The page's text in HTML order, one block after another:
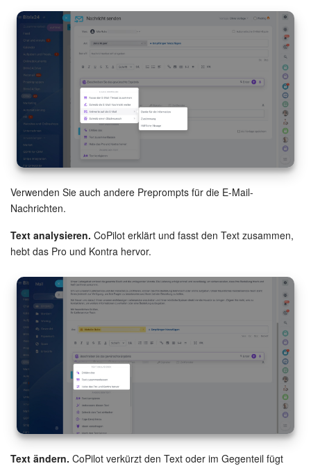
Einstellungen
Bitrix24 Messenger
Allgemeine Fragen
On-Premise Version
KOSTENFREI STARTEN
Verwenden Sie auch andere Preprompts für die E-Mail-
Nachrichten.
Text analysieren. CoPilot erklärt und fasst den Text zusammen,
hebt das Pro und Kontra hervor.
Text ändern. CoPilot verkürzt den Text oder im Gegenteil fügt